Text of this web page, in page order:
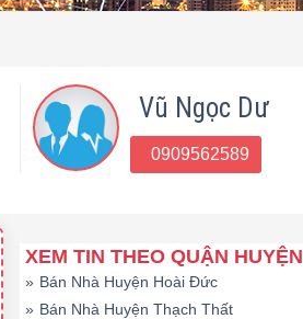
Vũ Ngọc Dư
0909562589
XEM TIN THEO QUẬN HUYỆN
» Bán Nhà Huyện Hoài Đức
» Bán Nhà Huyện Thạch Thất